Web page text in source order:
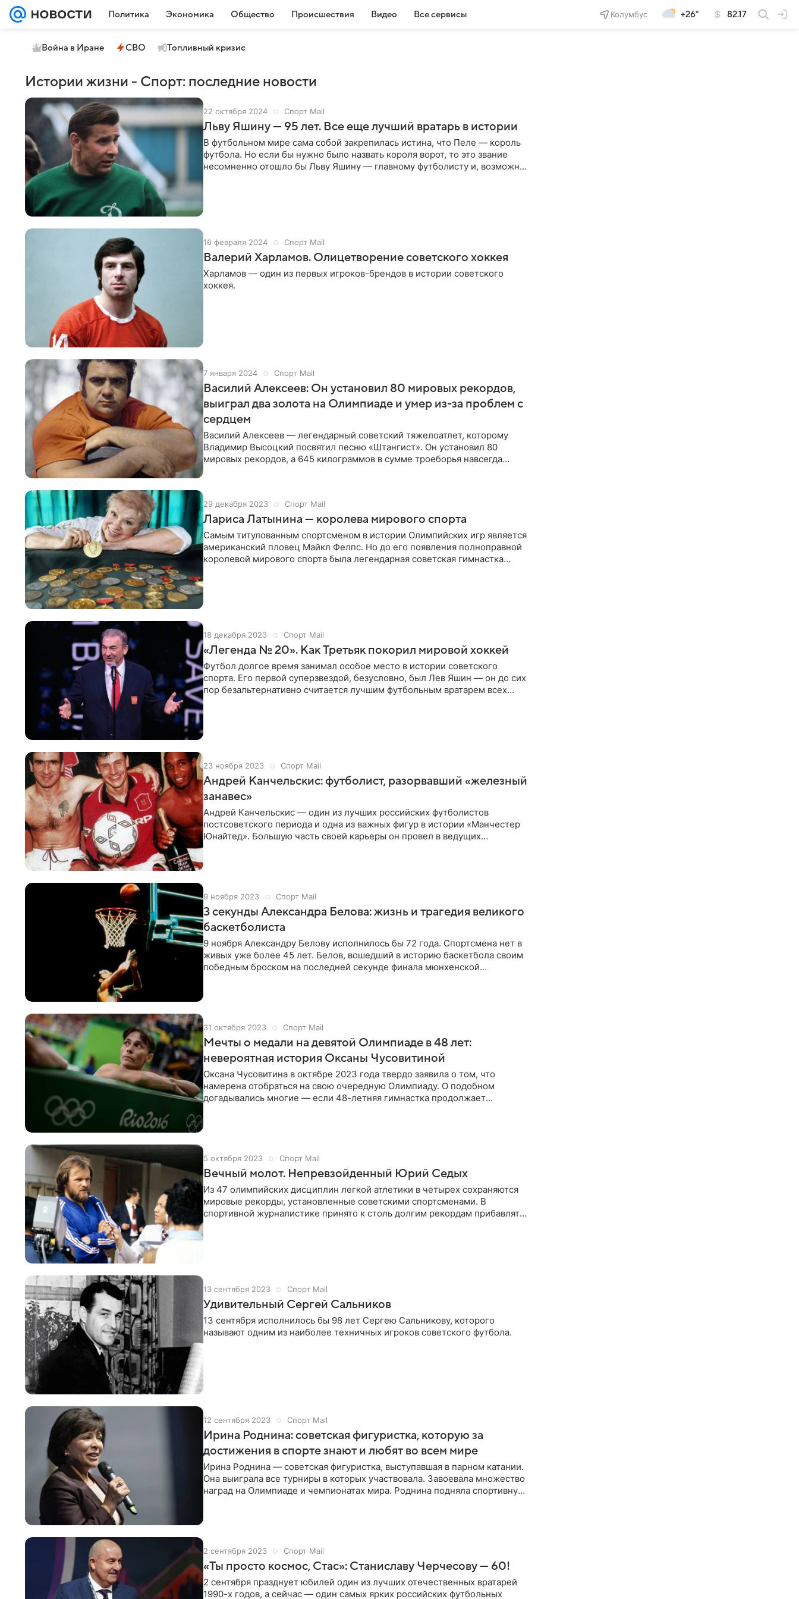
Политика Экономика Общество Происшествия Видео Все сервисы Колумбус +26° 82.17
Война в Иране СВО Топливный кризис
Истории жизни - Спорт: последние новости
22 октября 2024 Спорт Mail
Льву Яшину — 95 лет. Все еще лучший вратарь в истории
В футбольном мире сама собой закрепилась истина, что Пеле — король
футбола. Но если бы нужно было назвать короля ворот, то это звание
несомненно отошло бы Льву Яшину — главному футболисту и, возможно,
16 февраля 2024 Спорт Mail
Валерий Харламов. Олицетворение советского хоккея
Харламов — один из первых игроков-брендов в истории советского
хоккея.
7 января 2024 Спорт Mail
Василий Алексеев: Он установил 80 мировых рекордов,
выиграл два золота на Олимпиаде и умер из-за проблем с
сердцем
Василий Алексеев — легендарный советский тяжелоатлет, которому
Владимир Высоцкий посвятил песню «Штангист». Он установил 80
мировых рекордов, а 645 килограммов в сумме троеборья навсегда
29 декабря 2023 Спорт Mail
Лариса Латынина — королева мирового спорта
Самым титулованным спортсменом в истории Олимпийских игр является
американский пловец Майкл Фелпс. Но до его появления полноправной
королевой мирового спорта была легендарная советская гимнастка
18 декабря 2023 Спорт Mail
«Легенда № 20». Как Третьяк покорил мировой хоккей
Футбол долгое время занимал особое место в истории советского
спорта. Его первой суперзвездой, безусловно, был Лев Яшин — он до сих
пор безальтернативно считается лучшим футбольным вратарем всех
23 ноября 2023 Спорт Mail
Андрей Канчельскис: футболист, разорвавший «железный
занавес»
Андрей Канчельскис — один из лучших российских футболистов
постсоветского периода и одна из важных фигур в истории «Манчестер
Юнайтед». Большую часть своей карьеры он провел в ведущих
9 ноября 2023 Спорт Mail
3 секунды Александра Белова: жизнь и трагедия великого
баскетболиста
9 ноября Александру Белову исполнилось бы 72 года. Спортсмена нет в
живых уже более 45 лет. Белов, вошедший в историю баскетбола своим
победным броском на последней секунде финала мюнхенской
31 октября 2023 Спорт Mail
Мечты о медали на девятой Олимпиаде в 48 лет:
невероятная история Оксаны Чусовитиной
Оксана Чусовитина в октябре 2023 года твердо заявила о том, что
намерена отобраться на свою очередную Олимпиаду. О подобном
догадывались многие — если 48-летняя гимнастка продолжает
5 октября 2023 Спорт Mail
Вечный молот. Непревзойденный Юрий Седых
Из 47 олимпийских дисциплин легкой атлетики в четырех сохраняются
мировые рекорды, установленные советскими спортсменами. В
спортивной журналистике принято к столь долгим рекордам прибавлять
13 сентября 2023 Спорт Mail
Удивительный Сергей Сальников
13 сентября исполнилось бы 98 лет Сергею Сальникову, которого
называют одним из наиболее техничных игроков советского футбола.
12 сентября 2023 Спорт Mail
Ирина Роднина: советская фигуристка, которую за
достижения в спорте знают и любят во всем мире
Ирина Роднина — советская фигуристка, выступавшая в парном катании.
Она выиграла все турниры в которых участвовала. Завоевала множество
наград на Олимпиаде и чемпионатах мира. Роднина подняла спортивную
2 сентября 2023 Спорт Mail
«Ты просто космос, Стас»: Станиславу Черчесову — 60!
2 сентября празднует юбилей один из лучших отечественных вратарей
1990-х годов, а сейчас — один самых ярких российских футбольных